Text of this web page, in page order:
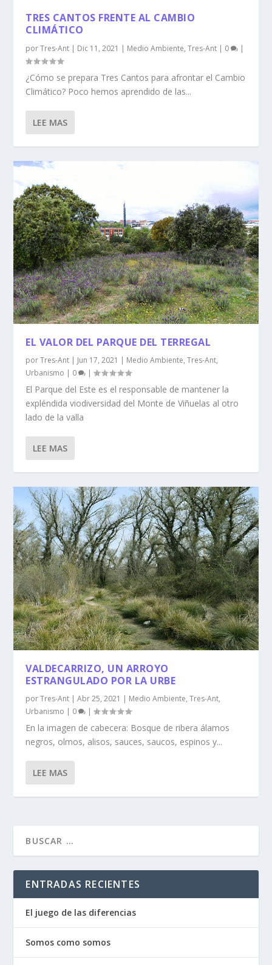
TRES CANTOS FRENTE AL CAMBIO
CLIMÁTICO
porTres-Ant | Dic 11, 2021 | Medio Ambiente,Tres-Ant | 0 |
¿Cómo se prepara Tres Cantos para afrontar el Cambio
Climático? Poco hemos aprendido de las...
LEE MAS
EL VALOR DEL PARQUE DEL TERREGAL
porTres-Ant | Jun 17, 2021 | Medio Ambiente,Tres-Ant,
Urbanismo | 0 |
El Parque del Este es el responsable de mantener la
expléndida viodiversidad del Monte de Viñuelas al otro
lado de la valla
LEE MAS
VALDECARRIZO, UN ARROYO
ESTRANGULADO POR LA URBE
porTres-Ant |Abr 25, 2021 | Medio Ambiente,Tres-Ant,
Urbanismo | 0 |
En la imagen de cabecera: Bosque de ribera álamos
negros, olmos, alisos, sauces, saucos, espinos y...
LEE MAS
ENTRADAS RECIENTES
El juego de las diferencias
Somos como somos